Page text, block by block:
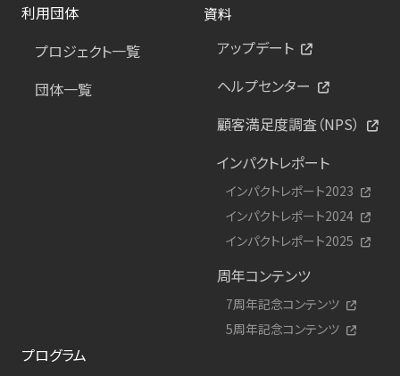
利用団体
プロジェクト一覧
団体一覧
資料
アップデート
ヘルプセンター
顧客満足度調査（NPS）
インパクトレポート
インパクトレポート2023
インパクトレポート2024
インパクトレポート2025
周年コンテンツ
7周年記念コンテンツ
5周年記念コンテンツ
プログラム